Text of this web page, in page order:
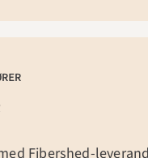
Fibershed-